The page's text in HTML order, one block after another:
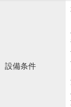
設備条件